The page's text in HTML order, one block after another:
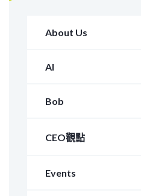
About Us
AI
Bob
CEO觀點
Events